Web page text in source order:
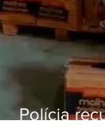
Polícia